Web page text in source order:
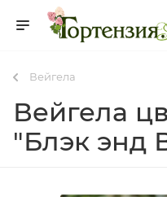
Вейгела
Вейгела
"Блэк энд